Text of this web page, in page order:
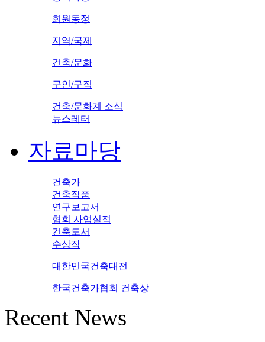
회원동정
지역/국제
건축/문화
구인/구직
건축/문화계 소식
뉴스레터
자료마당
건축가
건축작품
연구보고서
협회 사업실적
건축도서
수상작
대한민국건축대전
한국건축가협회 건축상
Recent News